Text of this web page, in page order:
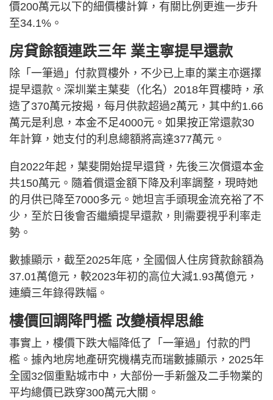
價200萬元以下的細價樓計算，有關比例更進一步升
至34.1%。
房貸餘額連跌三年 業主寧提早還款
除「一筆過」付款買樓外，不少已上車的業主亦選擇
提早還款。深圳業主葉斐（化名）2018年買樓時，承
造了370萬元按揭，每月供款超過2萬元，其中約1.66
萬元是利息，本金不足4000元。如果按正常還款30
年計算，她支付的利息總額將高達377萬元。
自2022年起，葉斐開始提早還貸，先後三次償還本金
共150萬元。隨着償還金額下降及利率調整，現時她
的月供已降至7000多元。她坦言手頭現金流充裕了不
少，至於日後會否繼續提早還款，則需要視乎利率走
勢。
數據顯示，截至2025年底，全國個人住房貸款餘額為
37.01萬億元，較2023年初的高位大減1.93萬億元，
連續三年錄得跌幅。
樓價回調降門檻 改變槓桿思維
事實上，樓價下跌大幅降低了「一筆過」付款的門
檻。據內地房地產研究機構克而瑞數據顯示，2025年
全國32個重點城市中，大部份一手新盤及二手物業的
平均總價已跌穿300萬元大關。